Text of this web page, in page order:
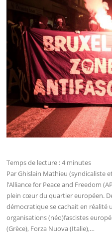
Temps de lecture :4 minutes
Par Ghislain Mathieu (syndicaliste
l’Alliance for Peace and Freedom
plein cœur du quartier européen.
démocratique se cachait en réalité
organisations (néo)fascistes
(Grèce), Forza Nuova (Italie),…